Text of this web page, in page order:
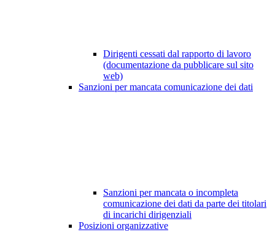
Dirigenti cessati dal rapporto di lavoro
(documentazione da pubblicare sul sito
web)
Sanzioni per mancata comunicazione dei dati
Sanzioni per mancata o incompleta
comunicazione dei dati da parte dei titolari
di incarichi dirigenziali
Posizioni organizzative